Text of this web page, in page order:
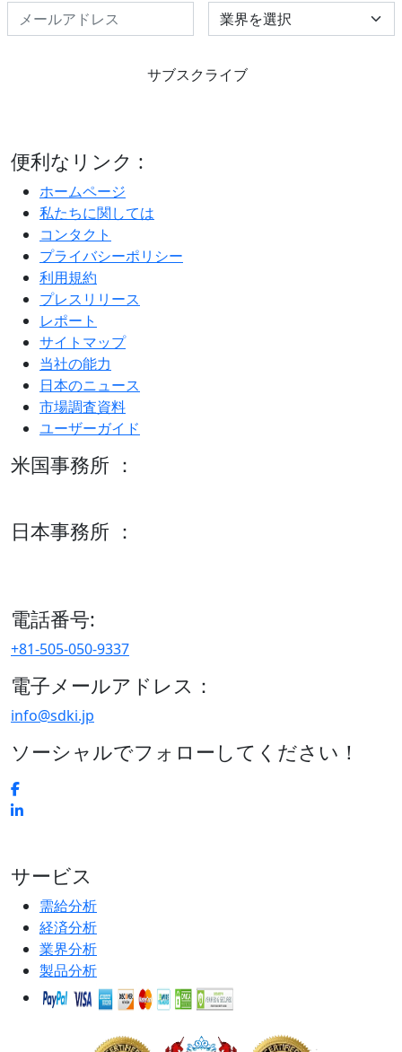
Select Industry
サブスクライブ
便利なリンク :
ホームページ
私たちに関しては
コンタクト
プライバシーポリシー
利用規約
プレスリリース
レポート
サイトマップ
当社の能力
日本のニュース
市場調査資料
ユーザーガイド
米国事務所 ：
日本事務所 ：
電話番号:
+81-505-050-9337
電子メールアドレス：
info@sdki.jp
ソーシャルでフォローしてください！
サービス
需給分析
経済分析
業界分析
製品分析